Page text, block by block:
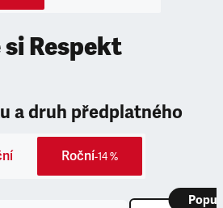
Respekt
a druh předplatného
Roční-14 %